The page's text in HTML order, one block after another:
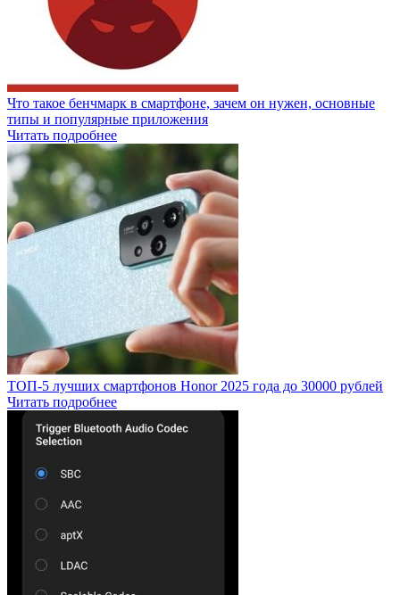
Что такое бенчмарк в смартфоне, зачем он нужен, основные
типы и популярные приложения
Читать подробнее
ТОП-5 лучших смартфонов Honor 2025 года до 30000 рублей
Читать подробнее